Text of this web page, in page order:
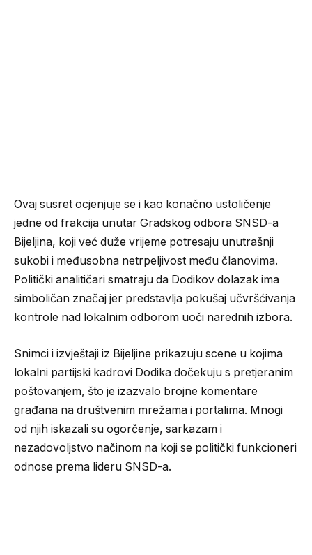
Ovaj susret ocjenjuje se i kao konačno ustoličenje
jedne od frakcija unutar Gradskog odbora SNSD-a
Bijeljina, koji već duže vrijeme potresaju unutrašnji
sukobi i međusobna netrpeljivost među članovima.
Politički analitičari smatraju da Dodikov dolazak ima
simboličan značaj jer predstavlja pokušaj učvršćivanja
kontrole nad lokalnim odborom uoči narednih izbora.
Snimci i izvještaji iz Bijeljine prikazuju scene u kojima
lokalni partijski kadrovi Dodika dočekuju s pretjeranim
poštovanjem, što je izazvalo brojne komentare
građana na društvenim mrežama i portalima. Mnogi
od njih iskazali su ogorčenje, sarkazam i
nezadovoljstvo načinom na koji se politički funkcioneri
odnose prema lideru SNSD-a.